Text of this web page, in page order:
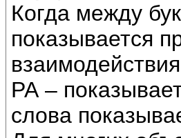
Когда между
показывается
РА –
слова